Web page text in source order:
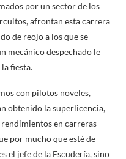
por un sector de los
afrontan esta carrera
de reojo a los que se
mecánico despechado le
la fiesta.
con pilotos noveles,
obtenido la superlicencia,
en carreras
por mucho que esté de
el jefe de la Escudería, sino